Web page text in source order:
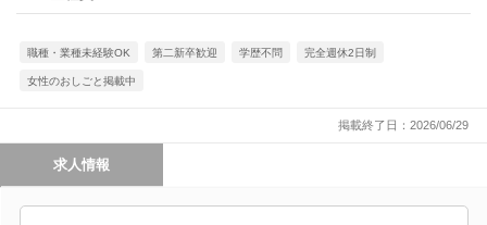
職種・業種未経験OK 第二新卒歓迎 学歴不問 完全週休2日制
女性のおしごと掲載中
掲載終了日：2026/06/29
求人情報